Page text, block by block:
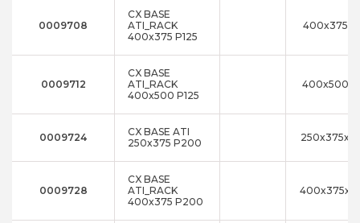
0009708
CX BASE
ATI_RACK
400x375 P125
0009712
CX BASE
ATI_RACK
400x500 P125
0009724
CX BASE ATI
250x375 P200
0009728
CX BASE
ATI_RACK
400x375 P200